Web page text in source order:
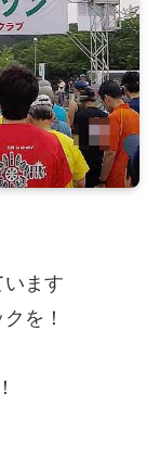
ます
を！